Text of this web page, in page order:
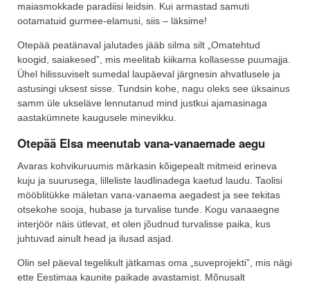
maiasmokkade paradiisi leidsin. Kui armastad samuti
ootamatuid gurmee-elamusi, siis – läksime!
Otepää peatänaval jalutades jääb silma silt „Omatehtud
koogid, saiakesed”, mis meelitab kiikama kollasesse puumajja.
Ühel hilissuviselt sumedal laupäeval järgnesin ahvatlusele ja
astusingi uksest sisse. Tundsin kohe, nagu oleks see üksainus
samm üle ukseläve lennutanud mind justkui ajamasinaga
aastakümnete kaugusele minevikku.
Otepää Elsa meenutab vana-vanaemade aegu
Avaras kohvikuruumis märkasin kõigepealt mitmeid erineva
kuju ja suurusega, lilleliste laudlinadega kaetud laudu. Taolisi
mööblitükke mäletan vana-vanaema aegadest ja see tekitas
otsekohe sooja, hubase ja turvalise tunde. Kogu vanaaegne
interjöör näis ütlevat, et olen jõudnud turvalisse paika, kus
juhtuvad ainult head ja ilusad asjad.
Olin sel päeval tegelikult jätkamas oma „suveprojekti”, mis nägi
ette Eestimaa kaunite paikade avastamist. Mõnusalt